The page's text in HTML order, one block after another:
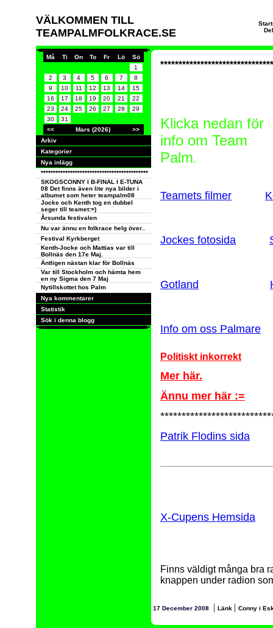
VÄLKOMMEN TILL
TEAMPALMFOLKRACE.SE
Må Ti On To Fr Lö
Sö
1
2
3 4 5 6 7
8
9
10 11 12 13 14
15
16
17 18 19 20 21
22
23
24 25 26 27 28
29
30
31
<<
Mars (2026)
>>
Arkiv
Kategorier
Nya inlägg
********************************************
SKOGSCONNY I B-FINAL I E-TUNA
08 Det finns även lite nya bilder i
albumet som heter teampalm08
Jocke och Kenth tog en dubbel
seger till teamet:=)
Årsunda festivalen
Nu var ännu en folkrace helg över..
Festival Kyrkberget
Kenth-Jocke och Mattias var till
Bollnäs den 17e Maj.
Äntligen nästan klar för Bollnäs
Var till Stockholm och hämta hem
en ny Sigma den 7 Maj
Nytillskottet hos Palm
Nya kommentarer
Statistik
Sök i denna blogg
Klicka nedan för
info om Team
Palm.
Teamets filmer
Jockes fotosida
Gotland
Info om oss Palmare
Politiskt inkorrekt
Mer här.
Ännu mer här :=
Patrik Flodins sida
X-Cupens Hemsida
Finns väldigt många bra
knappen under radion
17 December 2008 | Länk | Conny i